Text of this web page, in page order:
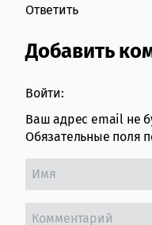
Ответить
Добавить
Войти:
Ваш адрес email не
Обязательные поля